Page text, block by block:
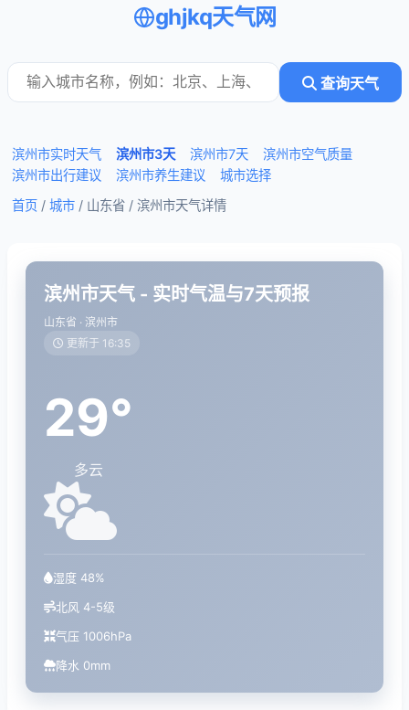
ghjkq天气网
查询天气
滨州市实时天气 滨州市3天 滨州市7天
滨州市空气质量
滨州市出行建议
滨州市养生建议
城市选择
首页 / 城市 / 山东省 / 滨州市天气详情
滨州市天气 - 实时气温与7天预报
山东省 · 滨州市
更新于 16:35
29°
多云
湿度 48%
北风 4-5级
气压 1006hPa
降水 0mm